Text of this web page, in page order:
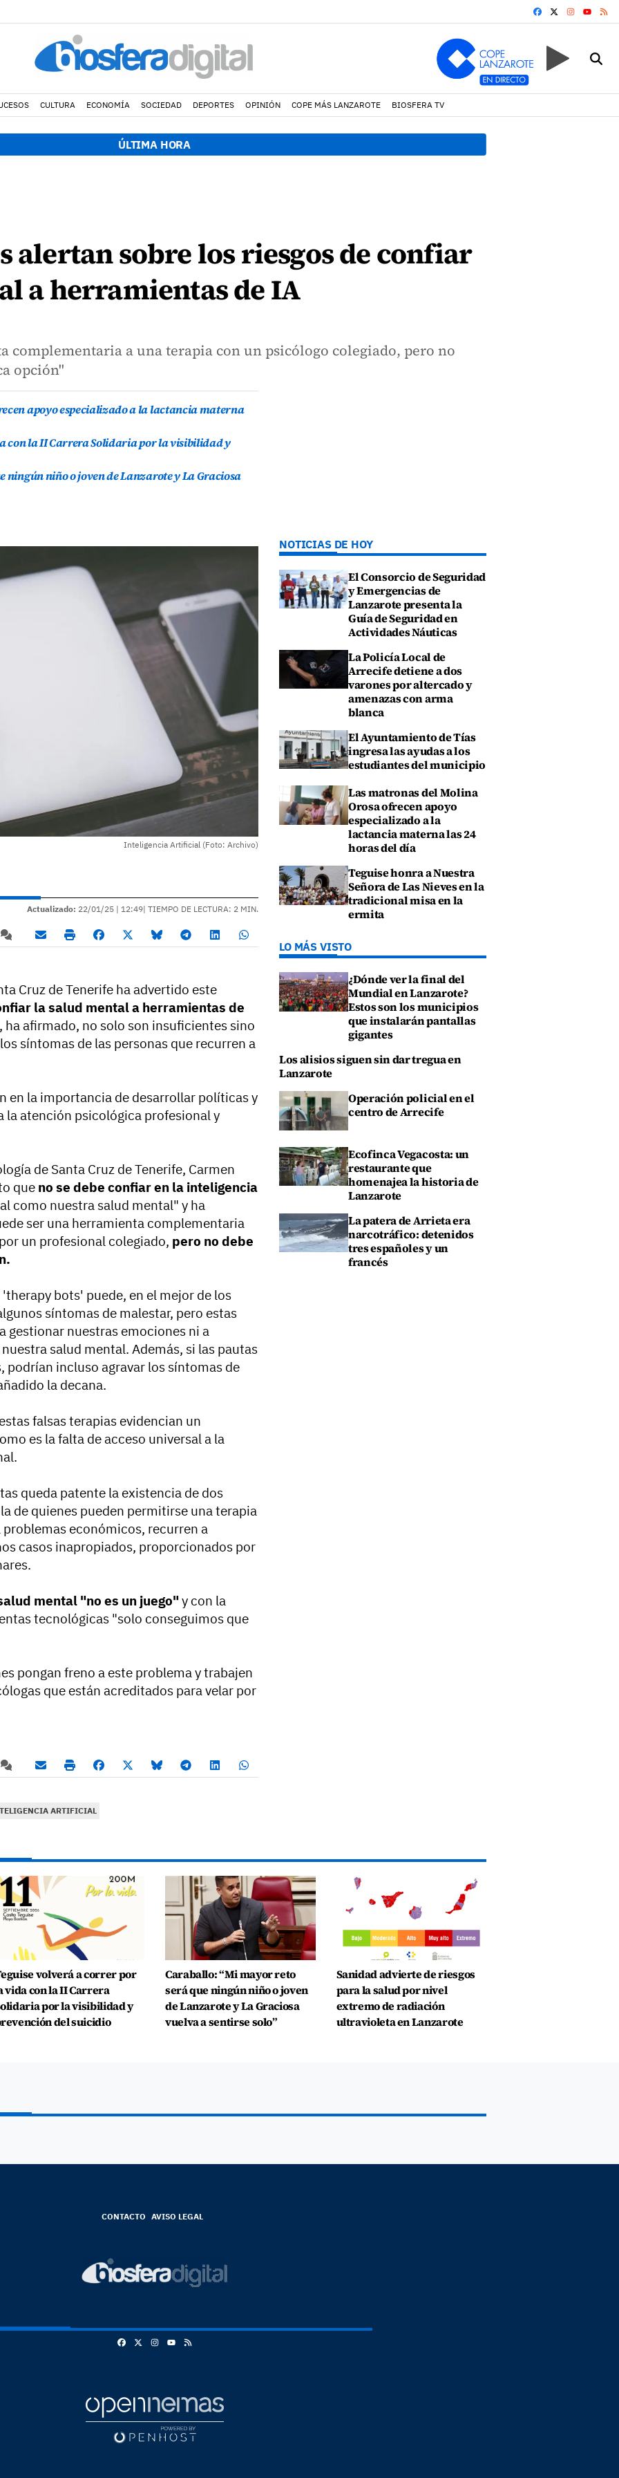
FACEBOOK
YOUTUBE
CULTURA ECONOMÍA SOCIEDAD DEPORTES OPINIÓN COPE MÁS LANZAROTE BIOSFERA TV
ÚLTIMA HORA
alertan sobre los riesgos de confiar
a herramientas de IA
complementaria a una terapia con un psicólogo colegiado, pero no
opción"
apoyo especializado a la lactancia materna
con la II Carrera Solidaria por la visibilidad y
ningún niño o joven de Lanzarote y La Graciosa
Inteligencia Artificial (Foto: Archivo)
Actualizado: 22/01/25 | 12:49| TIEMPO DE LECTURA: 2 MIN.
Cruz de Tenerife ha advertido este
la salud mental a herramientas de
ha afirmado, no solo son insuficientes sino
síntomas de las personas que recurren a
en la importancia de desarrollar políticas y
la atención psicológica profesional y
de Santa Cruz de Tenerife, Carmen
que no se debe confiar en la inteligencia
como nuestra salud mental" y ha
ser una herramienta complementaria
un profesional colegiado, pero no debe
bots' puede, en el mejor de los
síntomas de malestar, pero estas
gestionar nuestras emociones ni a
salud mental. Además, si las pautas
podrían incluso agravar los síntomas de
la decana.
falsas terapias evidencian un
es la falta de acceso universal a la
queda patente la existencia de dos
de quienes pueden permitirse una terapia
económicos, recurren a
casos inapropiados, proporcionados por
mental "no es un juego" y con la
tecnológicas "solo conseguimos que
pongan freno a este problema y trabajen
que están acreditados para velar por
ARTIFICIAL
NOTICIAS DE HOY
El Consorcio de Seguridad
y Emergencias de
Lanzarote presenta la
Guía de Seguridad en
Actividades Náuticas
La Policía Local de
Arrecife detiene a dos
varones por altercado y
amenazas con arma
blanca
El Ayuntamiento de Tías
ingresa las ayudas a los
estudiantes del municipio
Las matronas del Molina
Orosa ofrecen apoyo
especializado a la
lactancia materna las 24
horas del día
Teguise honra a Nuestra
Señora de Las Nieves en la
tradicional misa en la
ermita
LO MÁS VISTO
¿Dónde ver la final del
Mundial en Lanzarote?
Estos son los municipios
que instalarán pantallas
gigantes
Los alisios siguen sin dar tregua en
Lanzarote
Operación policial en el
centro de Arrecife
Ecofinca Vegacosta: un
restaurante que
homenajea la historia de
Lanzarote
La patera de Arrieta era
narcotráfico: detenidos
tres españoles y un
francés
volverá a correr por
vida con la II Carrera
por la visibilidad y
del suicidio
Caraballo: “Mi mayor reto
será que ningún niño o joven
de Lanzarote y La Graciosa
vuelva a sentirse solo”
Sanidad advierte de riesgos
para la salud por nivel
extremo de radiación
ultravioleta en Lanzarote
CONTACTO AVISO LEGAL
FacebookInstagram